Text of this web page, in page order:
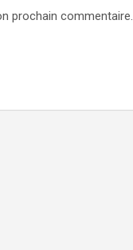
prochain commentaire.